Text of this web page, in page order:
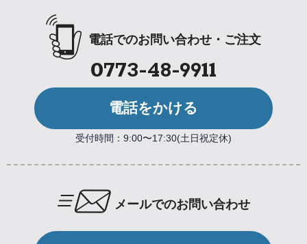
電話でのお問い合わせ・ご注文
0773-48-9911
電話をかける
受付時間：9:00〜17:30(土日祝定休)
メールでのお問い合わせ